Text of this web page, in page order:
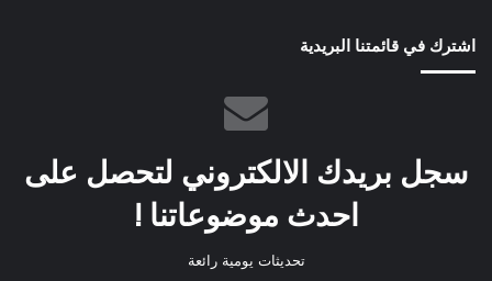
اشترك في قائمتنا البريدية
سجل بريدك الالكتروني لتحصل على
احدث موضوعاتنا !
تحديثات يومية رائعة